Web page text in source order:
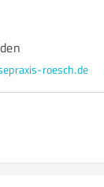
roesch.de